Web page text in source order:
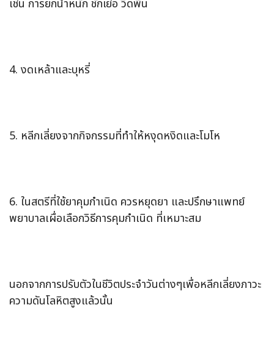
เช่น การยกน้ำหนัก ชักเย่อ วิดพื้น
4. งดเหล้าและบุหรี่
5. หลีกเลี่ยงจากกิจกรรมที่ทำให้หงุดหงิดและโมโห
6. ในสตรีที่ใช้ยาคุมกำเนิด ควรหยุดยา และปรึกษาแพทย์
พยาบาลเผื่อเลือกวิธีการคุมกำเนิด ที่เหมาะสม
นอกจากการปรับตัวในชีวิตประจำวันต่างๆเพื่อหลีกเลี่ยงภาวะ
ความดันโลหิตสูงแล้วนั้น